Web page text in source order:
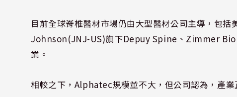
目前全球脊椎醫材市場仍由大型醫材公司主導，包
Johnson(JNJ-US)旗下Depuy Spine、Zimmer
業。
相較之下，Alphatec規模並不大，但公司認為，產業